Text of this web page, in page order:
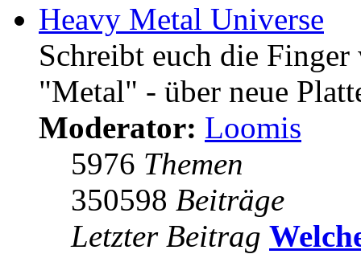
Heavy Metal Universe
Schreibt euch die
"Metal" - über neue
Moderator: Loomis
5976 Themen
350598 Beiträge
Letzter Beitrag